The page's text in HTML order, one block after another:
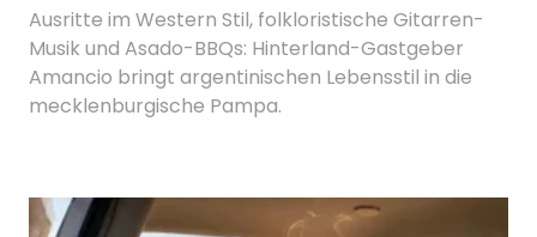
Ausritte im Western Stil, folkloristische Gitarren-
Musik und Asado-BBQs: Hinterland-Gastgeber
Amancio bringt argentinischen Lebensstil in die
mecklenburgische Pampa.